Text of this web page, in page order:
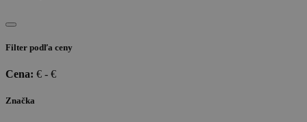
Filter podľa ceny
Cena: € - €
Značka